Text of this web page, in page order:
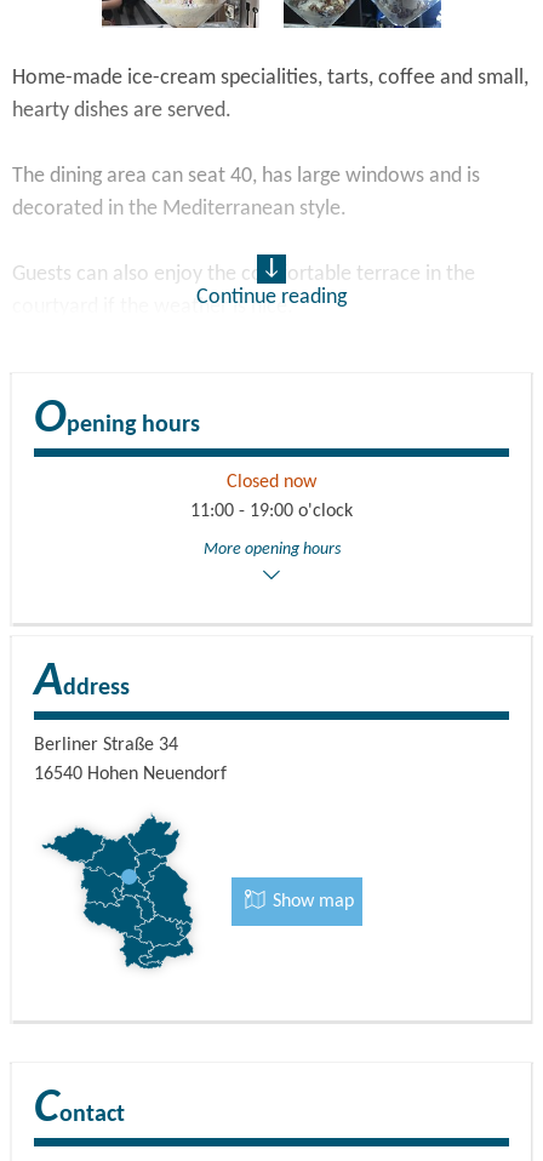
Home-made ice-cream specialities, tarts, coffee and small,
hearty dishes are served.
The dining area can seat 40, has large windows and is
decorated in the Mediterranean style.
Guests can also enjoy the comfortable terrace in the
courtyard if the weather is nice.
Continue reading
Opening hours
Closed now
11:00 - 19:00 o'clock
More opening hours
Address
Berliner Straße 34
16540 Hohen Neuendorf
Show map
Contact